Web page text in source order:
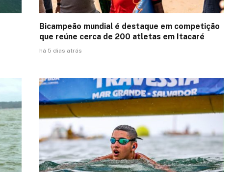
Bicampeão mundial é destaque em competição
que reúne cerca de 200 atletas em Itacaré
há 5 dias atrás